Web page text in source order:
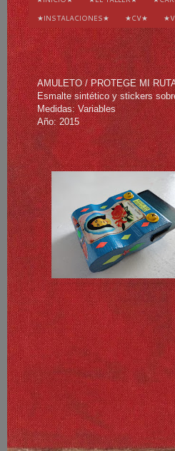
★INSTALACIONES★
★CV★
AMULETO / PROTEGE MI
Esmalte sintético y stickers
Medidas: Variables
Año: 2015